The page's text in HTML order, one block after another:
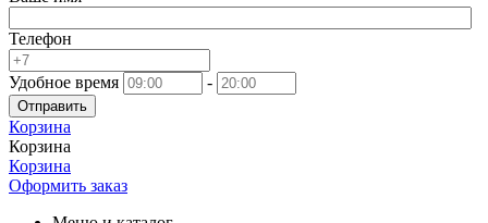
Телефон
Удобное время -
Отправить
Корзина
Корзина
Корзина
Оформить заказ